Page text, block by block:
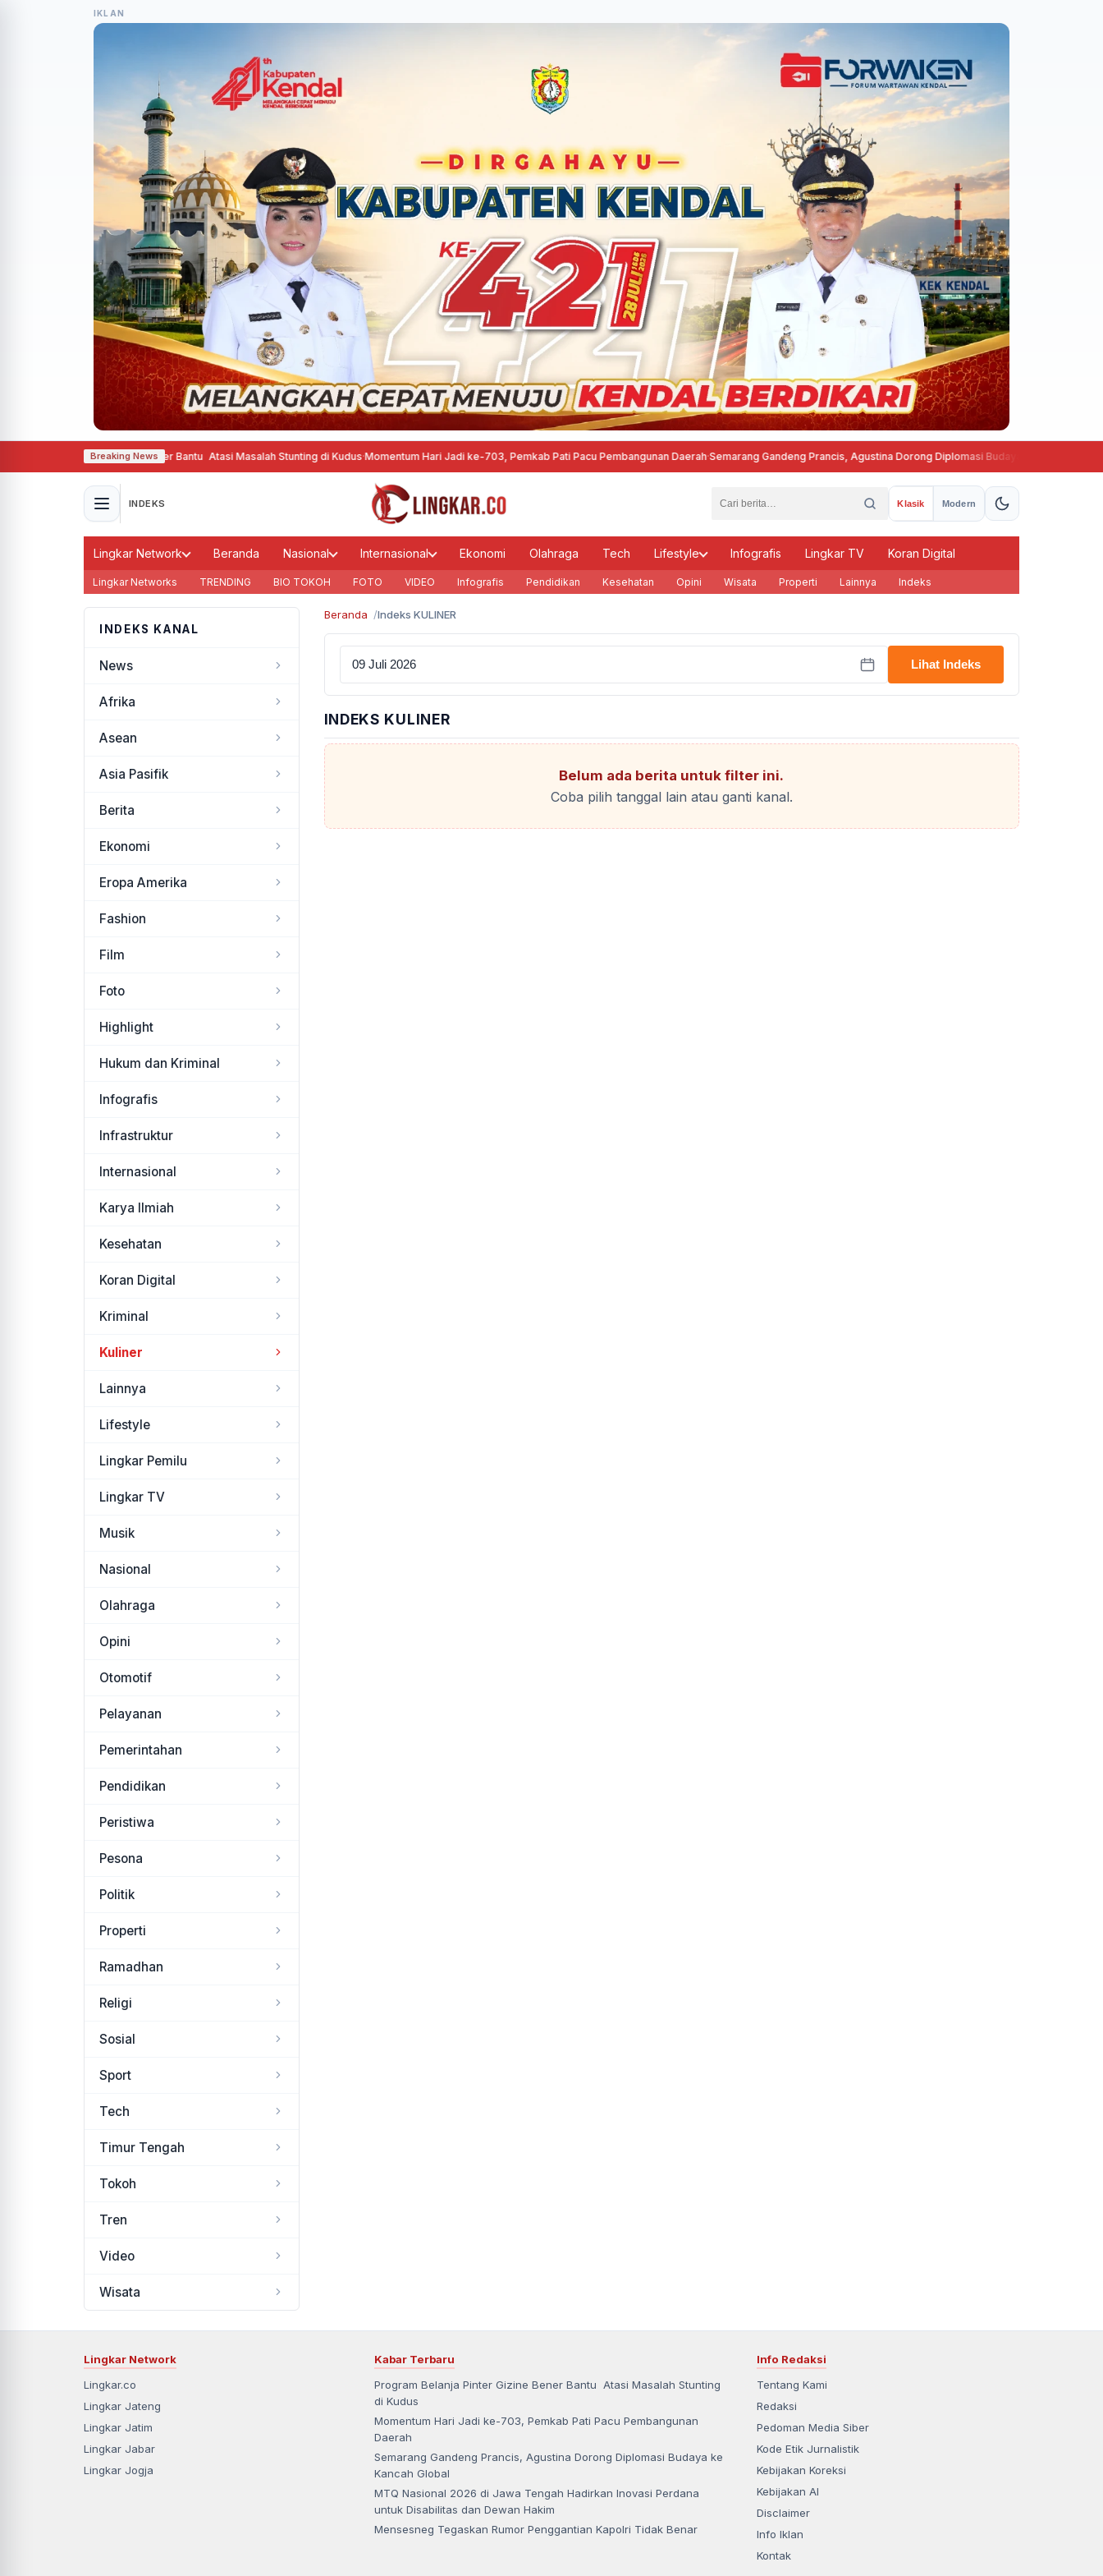
IKLAN
Breaking News
Belanja Pinter Gizine Bener Bantu Atasi Masalah Stunting di Kudus·Momentum Hari Jadi ke-703, Pemkab Pati Pacu Pembangunan Daerah·Semarang Gandeng Prancis, Agustina Dorong Diplomasi Budaya ke Kancah Global
INDEKS Klasik Modern
Lingkar Network Beranda Nasional Internasional Ekonomi Olahraga Tech Lifestyle Infografis Lingkar TV Koran Digital
Lingkar Networks TRENDING BIO TOKOH FOTO VIDEO Infografis Pendidikan Kesehatan Opini Wisata Properti Lainnya Indeks
INDEKS KANAL
News
Afrika
Asean
Asia Pasifik
Berita
Ekonomi
Eropa Amerika
Fashion
Film
Foto
Highlight
Hukum dan Kriminal
Infografis
Infrastruktur
Internasional
Karya Ilmiah
Kesehatan
Koran Digital
Kriminal
Kuliner
Lainnya
Lifestyle
Lingkar Pemilu
Lingkar TV
Musik
Nasional
Olahraga
Opini
Otomotif
Pelayanan
Pemerintahan
Pendidikan
Peristiwa
Pesona
Politik
Properti
Ramadhan
Religi
Sosial
Sport
Tech
Timur Tengah
Tokoh
Tren
Video
Wisata
Beranda Indeks KULINER
Lihat Indeks
INDEKS KULINER
Belum ada berita untuk filter ini.
Coba pilih tanggal lain atau ganti kanal.
Lingkar Network
Lingkar.co
Lingkar Jateng
Lingkar Jatim
Lingkar Jabar
Lingkar Jogja
Kabar Terbaru
Program Belanja Pinter Gizine Bener Bantu Atasi Masalah Stunting
di Kudus
Momentum Hari Jadi ke-703, Pemkab Pati Pacu Pembangunan
Daerah
Semarang Gandeng Prancis, Agustina Dorong Diplomasi Budaya ke
Kancah Global
MTQ Nasional 2026 di Jawa Tengah Hadirkan Inovasi Perdana
untuk Disabilitas dan Dewan Hakim
Mensesneg Tegaskan Rumor Penggantian Kapolri Tidak Benar
Info Redaksi
Tentang Kami
Redaksi
Pedoman Media Siber
Kode Etik Jurnalistik
Kebijakan Koreksi
Kebijakan AI
Disclaimer
Info Iklan
Kontak